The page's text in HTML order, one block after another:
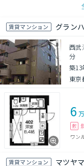
賃貸マンション グラン
西武
分
築13
東京
6
敷
ワン
賃貸マンション マツヤ